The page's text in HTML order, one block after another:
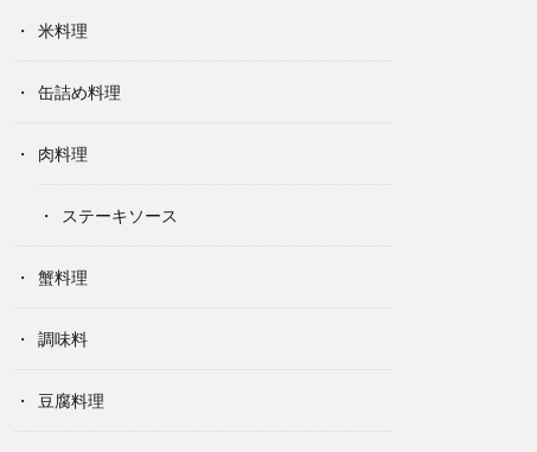
米料理
缶詰め料理
肉料理
ステーキソース
蟹料理
調味料
豆腐料理